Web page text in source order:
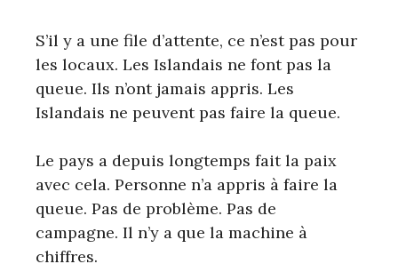
S’il y a une file d’attente, ce n’est pas pour
les locaux. Les Islandais ne font pas la
queue. Ils n’ont jamais appris. Les
Islandais ne peuvent pas faire la queue.
Le pays a depuis longtemps fait la paix
avec cela. Personne n’a appris à faire la
queue. Pas de problème. Pas de
campagne. Il n’y a que la machine à
chiffres.